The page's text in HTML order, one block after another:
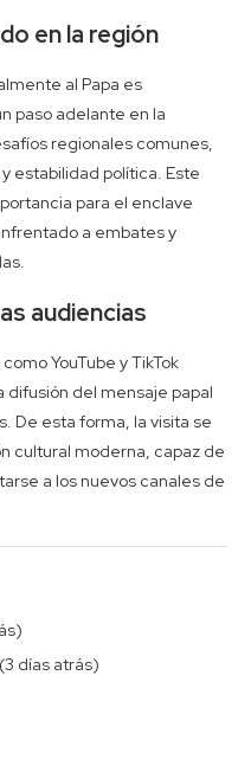
en la región
al Papa es
paso adelante en la
regionales comunes,
estabilidad política. Este
para el enclave
a embates y
audiencias
YouTube y TikTok
difusión del mensaje papal
De esta forma, la visita se
cultural moderna, capaz de
a los nuevos canales de
(3 días atrás)